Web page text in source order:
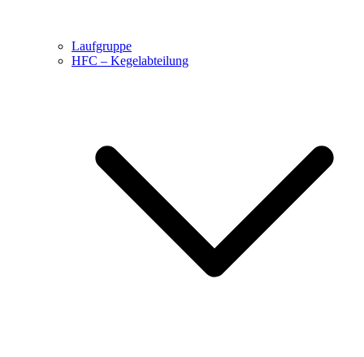
Laufgruppe
HFC – Kegelabteilung